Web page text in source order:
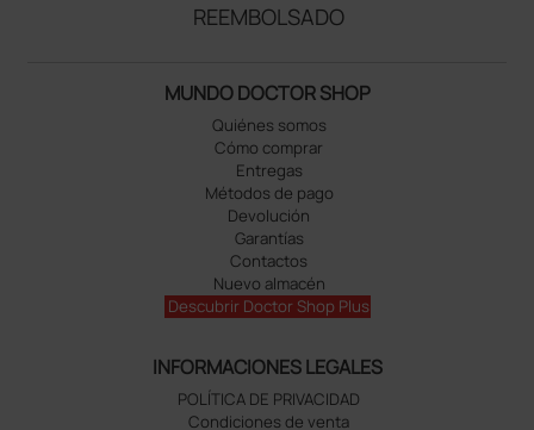
REEMBOLSADO
MUNDO DOCTOR SHOP
Quiénes somos
Cómo comprar
Entregas
Métodos de pago
Devolución
Garantías
Contactos
Nuevo almacén
Descubrir Doctor Shop Plus
INFORMACIONES LEGALES
POLÍTICA DE PRIVACIDAD
Condiciones de venta